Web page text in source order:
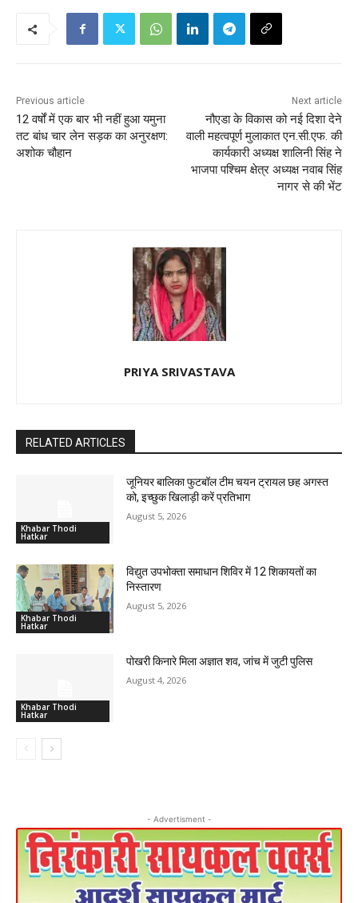
Previous article
12 वर्षों में एक बार भी नहीं हुआ यमुना
तट बांध चार लेन सड़क का अनुरक्षण:
अशोक चौहान
Next article
नौएडा के विकास को नई दिशा देने
वाली महत्वपूर्ण मुलाकात एन.सी.एफ. की
कार्यकारी अध्यक्ष शालिनी सिंह ने
भाजपा पश्चिम क्षेत्र अध्यक्ष नवाब सिंह
नागर से की भेंट
PRIYA SRIVASTAVA
RELATED ARTICLES
Khabar Thodi
Hatkar
जूनियर बालिका फुटबॉल टीम चयन ट्रायल छह अगस्त
को, इच्छुक खिलाड़ी करें प्रतिभाग
August 5, 2026
Khabar Thodi
Hatkar
विद्युत उपभोक्ता समाधान शिविर में 12 शिकायतों का
निस्तारण
August 5, 2026
Khabar Thodi
Hatkar
पोखरी किनारे मिला अज्ञात शव, जांच में जुटी पुलिस
August 4, 2026
- Advertisment -